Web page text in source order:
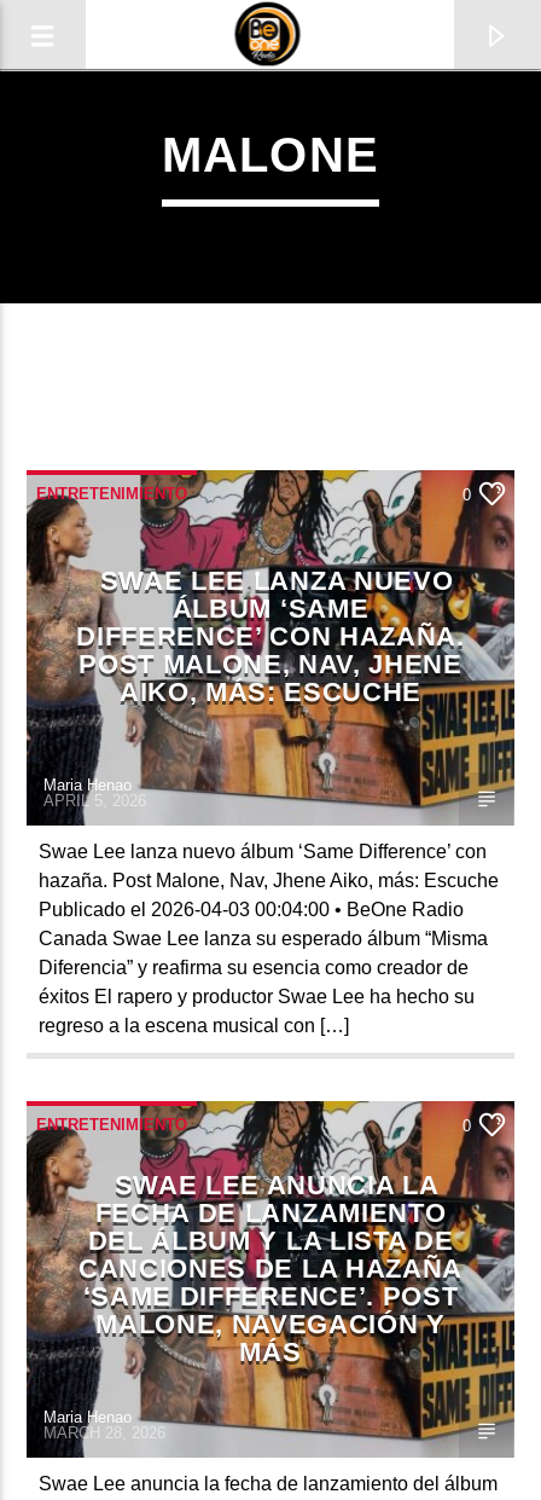
TITLE
ARTIST
CURRENT SHOW
BALADAS Y VALLENATO
2:00 PM 5:00 PM
Beone Radio
MALONE
ENTRETENIMIENTO 0
SWAE LEE LANZA NUEVO
ÁLBUM ‘SAME
DIFFERENCE’ CON HAZAÑA.
POST MALONE, NAV, JHENE
AIKO, MÁS: ESCUCHE
Maria Henao
APRIL 5, 2026
Swae Lee lanza nuevo álbum ‘Same Difference’ con
hazaña. Post Malone, Nav, Jhene Aiko, más: Escuche
Publicado el 2026-04-03 00:04:00 • BeOne Radio
Canada Swae Lee lanza su esperado álbum “Misma
Diferencia” y reafirma su esencia como creador de
éxitos El rapero y productor Swae Lee ha hecho su
regreso a la escena musical con […]
ENTRETENIMIENTO 0
SWAE LEE ANUNCIA LA
FECHA DE LANZAMIENTO
DEL ÁLBUM Y LA LISTA DE
CANCIONES DE LA HAZAÑA
‘SAME DIFFERENCE’. POST
MALONE, NAVEGACIÓN Y
MÁS
Maria Henao
MARCH 28, 2026
Swae Lee anuncia la fecha de lanzamiento del álbum